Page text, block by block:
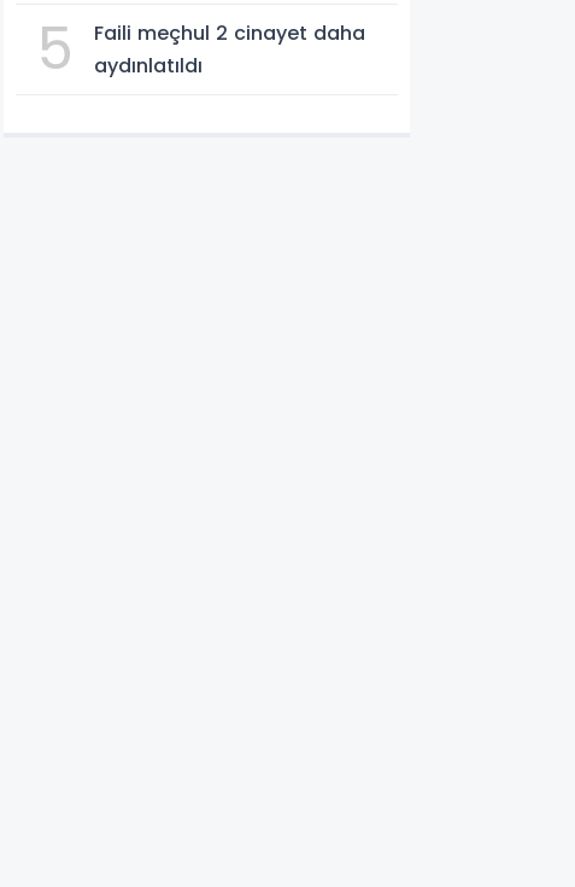
5
Faili meçhul 2 cinayet daha
aydınlatıldı